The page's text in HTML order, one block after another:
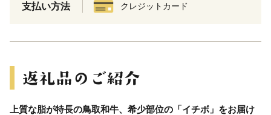
支払い方法 クレジットカード
上質な脂が特長の鳥取和牛、希少部位の「イチボ」をお届け